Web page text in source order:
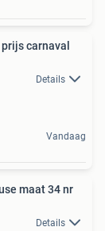
carnaval
Details
Vandaag
maat 34 nr
Details